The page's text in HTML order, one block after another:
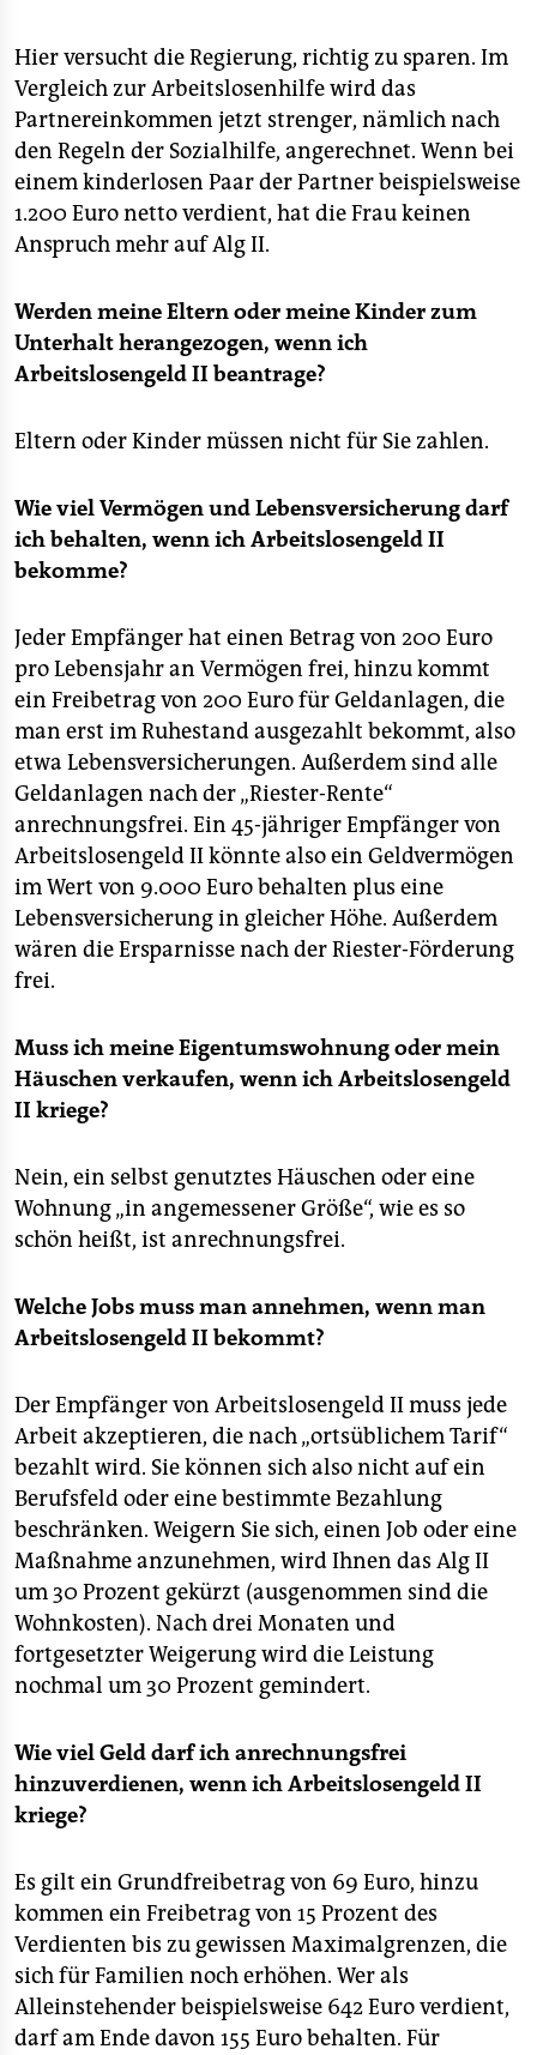
Hier versucht die Regierung, richtig zu sparen. Im
Vergleich zur Arbeitslosenhilfe wird das
Partnereinkommen jetzt strenger, nämlich nach
den Regeln der Sozialhilfe, angerechnet. Wenn bei
einem kinderlosen Paar der Partner beispielsweise
1.200 Euro netto verdient, hat die Frau keinen
Anspruch mehr auf Alg II.
Werden meine Eltern oder meine Kinder zum
Unterhalt herangezogen, wenn ich
Arbeitslosengeld II beantrage?
Eltern oder Kinder müssen nicht für Sie zahlen.
Wie viel Vermögen und Lebensversicherung darf
ich behalten, wenn ich Arbeitslosengeld II
bekomme?
Jeder Empfänger hat einen Betrag von 200 Euro
pro Lebensjahr an Vermögen frei, hinzu kommt
ein Freibetrag von 200 Euro für Geldanlagen, die
man erst im Ruhestand ausgezahlt bekommt, also
etwa Lebensversicherungen. Außerdem sind alle
Geldanlagen nach der „Riester-Rente“
anrechnungsfrei. Ein 45-jähriger Empfänger von
Arbeitslosengeld II könnte also ein Geldvermögen
im Wert von 9.000 Euro behalten plus eine
Lebensversicherung in gleicher Höhe. Außerdem
wären die Ersparnisse nach der Riester-Förderung
frei.
Muss ich meine Eigentumswohnung oder mein
Häuschen verkaufen, wenn ich Arbeitslosengeld
II kriege?
Nein, ein selbst genutztes Häuschen oder eine
Wohnung „in angemessener Größe“, wie es so
schön heißt, ist anrechnungsfrei.
Welche Jobs muss man annehmen, wenn man
Arbeitslosengeld II bekommt?
Der Empfänger von Arbeitslosengeld II muss jede
Arbeit akzeptieren, die nach „ortsüblichem Tarif“
bezahlt wird. Sie können sich also nicht auf ein
Berufsfeld oder eine bestimmte Bezahlung
beschränken. Weigern Sie sich, einen Job oder eine
Maßnahme anzunehmen, wird Ihnen das Alg II
um 30 Prozent gekürzt (ausgenommen sind die
Wohnkosten). Nach drei Monaten und
fortgesetzter Weigerung wird die Leistung
nochmal um 30 Prozent gemindert.
Wie viel Geld darf ich anrechnungsfrei
hinzuverdienen, wenn ich Arbeitslosengeld II
kriege?
Es gilt ein Grundfreibetrag von 69 Euro, hinzu
kommen ein Freibetrag von 15 Prozent des
Verdienten bis zu gewissen Maximalgrenzen, die
sich für Familien noch erhöhen. Wer als
Alleinstehender beispielsweise 642 Euro verdient,
darf am Ende davon 155 Euro behalten. Für